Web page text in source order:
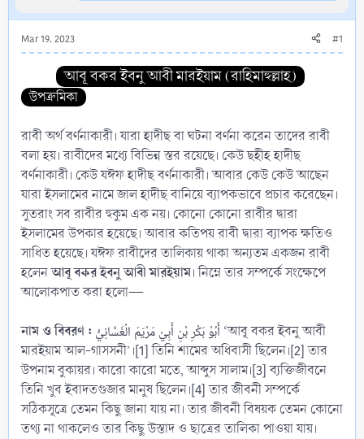
Mar 19, 2023 #1
আবূ বকর ইবনু আবী মারইয়াম (রাহিমাহুল্লাহ)
উপক্রমিকা
রাবী অর্থ বর্ণনাকারী। যারা হাদীছ বা ঘটনা বর্ণনা করেন তাদের রাবী
বলা হয়। রাবীদের মধ্যে বিভিন্ন স্তর রয়েছে। কেউ ছহীহ হাদীছ
বর্ণনাকারী। কেউ যঈফ হাদীছ বর্ণনাকারী। আবার কেউ কেউ আছেন
যারা ইসলামের নামে জাল হাদীছ বানিয়ে ব্যাপকভাবে প্রচার করেছেন।
সুতরাং সব রাবীর হুকুম এক নয়। কোনো কোনো রাবীর দ্বারা
ইসলামের উপকার হয়েছে। আবার কতিপয় রাবী দ্বারা ব্যাপক ক্ষতিও
সাধিত হয়েছে। যঈফ রাবীদের তালিকায় থাকা অন্যতম একজন রাবী
হলেনআবূ বকর ইবনু আবী মারইয়াম। নিম্নে তার সম্পর্কে সংক্ষেপে
আলোকপাত করা হলো—
নাম ও বিবরণ :
মারইয়াম আল-গাসসনী’।[1] তিনি শামের অধিবাসী ছিলেন।[2] তার
উপনাম বুকায়র। কারো কারো মতে, আব্দুস সালাম।[3] ব্যক্তিজীবনে
তিনি খুব ইবাদতগুজার মানুষ ছিলেন।[4] তার জীবনী সম্পর্কে
সঠিকসূত্রে তেমন কিছু জানা যায় না। তার জীবনী বিষয়ক তেমন কোনো
তথ্য না থাকলেও তার কিছু উস্তাদ ও ছাত্রের তালিকা পাওয়া যায়।